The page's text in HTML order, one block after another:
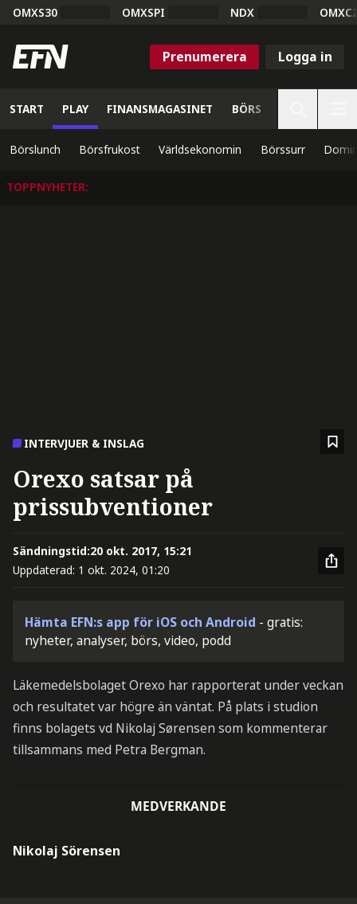
OMXS30 OMXSPI NDX
Prenumerera Logga in
START PLAY FINANSMAGASINET BÖRS
Börslunch Börsfrukost Världsekonomin Börssurr
TOPPNYHETER:
INTERVJUER & INSLAG
Orexo satsar på
prissubventioner
Sändningstid:20 okt. 2017, 15:21
Uppdaterad: 1 okt. 2024, 01:20
Hämta EFN:s app för iOS och Android - gratis:
nyheter, analyser, börs, video, podd
Läkemedelsbolaget Orexo har rapporterat under veckan
och resultatet var högre än väntat. På plats i studion
finns bolagets vd Nikolaj Sørensen som kommenterar
tillsammans med Petra Bergman.
MEDVERKANDE
Nikolaj Sörensen